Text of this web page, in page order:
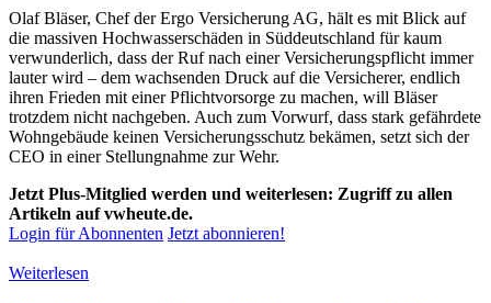
Olaf Bläser, Chef der Ergo Versicherung AG, hält es mit Blick auf
die massiven Hochwasserschäden in Süddeutschland für kaum
verwunderlich, dass der Ruf nach einer Versicherungspflicht immer
lauter wird – dem wachsenden Druck auf die Versicherer, endlich
ihren Frieden mit einer Pflichtvorsorge zu machen, will Bläser
trotzdem nicht nachgeben. Auch zum Vorwurf, dass stark gefährdete
Wohngebäude keinen Versicherungsschutz bekämen, setzt sich der
CEO in einer Stellungnahme zur Wehr.
Jetzt Plus-Mitglied werden und weiterlesen: Zugriff zu allen
Artikeln auf vwheute.de.
Login für Abonnenten Jetzt abonnieren!
Weiterlesen